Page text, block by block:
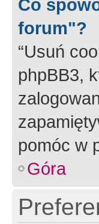
Co
forum"?
“Usuń
phpBB3,
pomóc w
Góra